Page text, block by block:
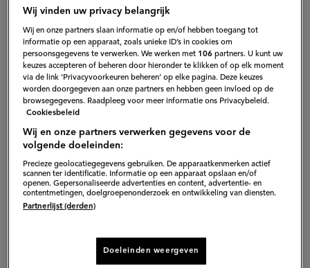
Wij vinden uw privacy belangrijk
Wij en onze partners slaan informatie op en/of hebben toegang tot
informatie op een apparaat, zoals unieke ID’s in cookies om
persoonsgegevens te verwerken. We werken met 106 partners. U kunt uw
keuzes accepteren of beheren door hieronder te klikken of op elk moment
via de link ‘Privacyvoorkeuren beheren’ op elke pagina. Deze keuzes
worden doorgegeven aan onze partners en hebben geen invloed op de
browsegegevens. Raadpleeg voor meer informatie ons Privacybeleid.
Cookiesbeleid
Wij en onze partners verwerken gegevens voor de
volgende doeleinden:
Precieze geolocatiegegevens gebruiken. De apparaatkenmerken actief
scannen ter identificatie. Informatie op een apparaat opslaan en/of
openen. Gepersonaliseerde advertenties en content, advertentie- en
contentmetingen, doelgroepenonderzoek en ontwikkeling van diensten.
Partnerlijst (derden)
Doeleinden weergeven